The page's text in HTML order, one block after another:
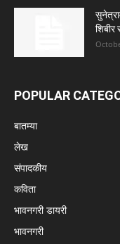
POPULAR
बातम्या
लेख
संपादकीय
कविता
भावनगरी डायरी
भावनगरी